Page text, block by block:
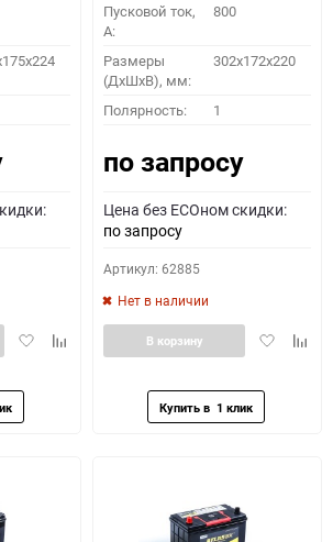
ДобавитьДобавить
Пусковой ток,
A:
800
Размеры
(ДхШхВ), мм:
302x172x220
Полярность: 1
по запросу
Цена без ECOном скидки:
по запросу
Артикул: 62885
Нет в наличии
Добавить
В корзину